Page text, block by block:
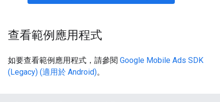
查看範例應用程式
如要查看範例應用程式，請參閱 Google Mobile Ads SDK
(Legacy) (適用於 Android)。